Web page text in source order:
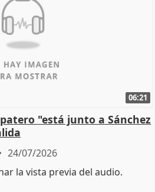
06:21
"está junto a Sánchez
24/07/2026